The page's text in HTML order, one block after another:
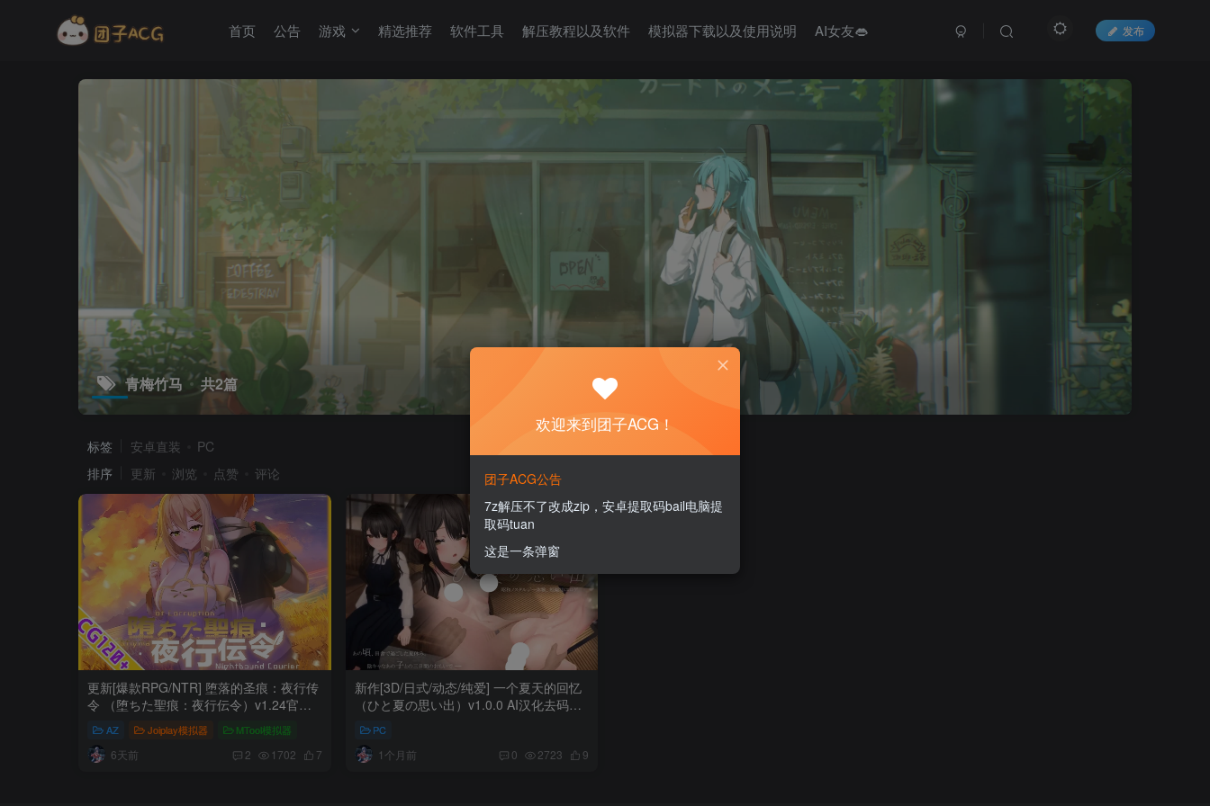
首页 公告 游戏 精选推荐 软件工具 解压教程以及软件 模拟器下载以及使用说明 AI女友👄 发布
青梅竹马 共2篇
标签 安卓直装
PC
排序
更新 浏览 点赞 评论
更新[爆款RPG/NTR] 堕落的圣痕：夜行传
令 （堕ちた聖痕：夜行伝令）v1.24官方
AZ Joiplay模拟器 MTool模拟器
6天前 2 1702 7
新作[3D/日式/动态/纯爱] 一个夏天的回忆
（ひと夏の思い出）v1.0.0 AI汉化去码版
PC
1个月前 0 2723 9
欢迎来到团子ACG！
团子ACG公告
7z解压不了改成zip，安卓提取码bail电脑提
取码tuan
这是一条弹窗